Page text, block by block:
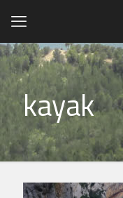
kayak